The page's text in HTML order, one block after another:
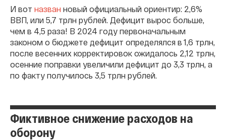
И вот назван новый официальный ориентир: 2,6%
ВВП, или 5,7 трлн рублей. Дефицит вырос больше,
чем в 4,5 раза! В 2024 году первоначальным
законом о бюджете дефицит определялся в 1,6 трлн,
после весенних корректировок ожидалось 2,12 трлн,
осенние поправки увеличили дефицит до 3,3 трлн, а
по факту получилось 3,5 трлн рублей.
Фиктивное снижение расходов на
оборону